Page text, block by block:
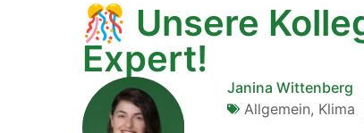
🎊 Unsere
Expert!
Janina Wittenberg
Allgemein, Klima